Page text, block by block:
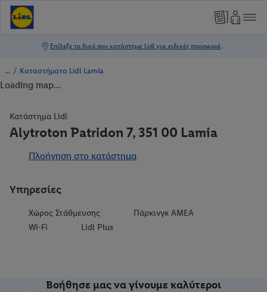
/ Καταστήματα Lidl Lamia
Loading map...
Κατάστημα Lidl
Alytroton Patridon 7, 351 00 Lamia
Πλοήγηση στο κατάστημα
Υπηρεσίες
Χώρος Στάθμευσης
Πάρκινγκ ΑΜΕΑ
Wi-Fi
Lidl Plus
Βοήθησε μας να γίνουμε καλύτεροι